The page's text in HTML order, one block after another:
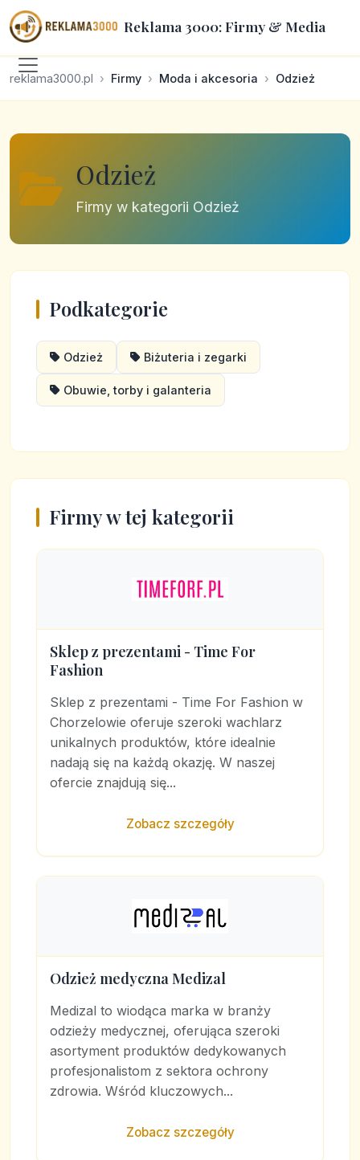
Reklama 3000: Firmy & Media
reklama3000.pl Firmy Moda i akcesoria Odzież
Odzież
Firmy w kategorii Odzież
Podkategorie
Odzież Biżuteria i zegarki
Obuwie, torby i galanteria
Firmy w tej kategorii
Sklep z prezentami - Time For
Fashion
Sklep z prezentami - Time For Fashion w
Chorzelowie oferuje szeroki wachlarz
unikalnych produktów, które idealnie
nadają się na każdą okazję. W naszej
ofercie znajdują się...
Zobacz szczegóły
Odzież medyczna Medizal
Medizal to wiodąca marka w branży
odzieży medycznej, oferująca szeroki
asortyment produktów dedykowanych
profesjonalistom z sektora ochrony
zdrowia. Wśród kluczowych...
Zobacz szczegóły